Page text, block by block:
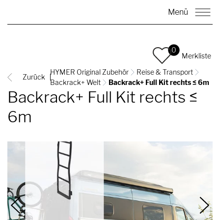
Menü
0
Merkliste
Zurück
HYMER Original Zubehör
Reise & Transport
Backrack+ Welt
Backrack+ Full Kit rechts ≤ 6m
Backrack+ Full Kit rechts ≤
6m